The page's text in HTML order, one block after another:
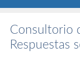
Consultorio
Respuestas